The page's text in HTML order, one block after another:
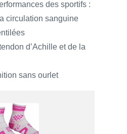
des sportifs :
circulation sanguine
d’Achille et de la
sans ourlet